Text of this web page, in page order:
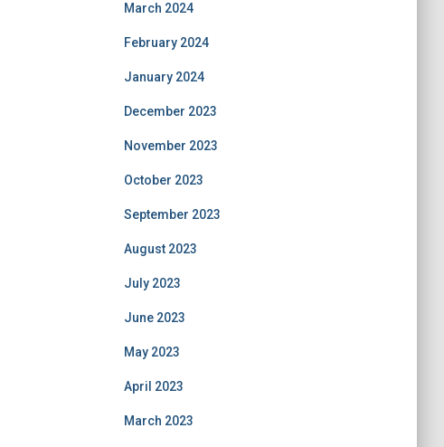
March 2024
February 2024
January 2024
December 2023
November 2023
October 2023
September 2023
August 2023
July 2023
June 2023
May 2023
April 2023
March 2023